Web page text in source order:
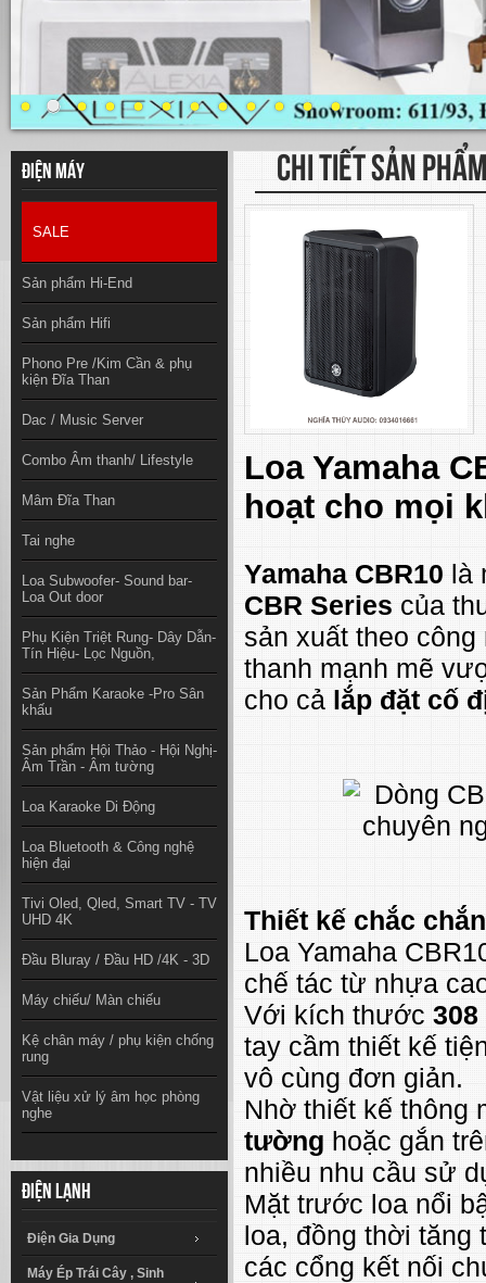
Điện máy
SALE
Sản phẩm Hi-End
Sản phẩm Hifi
Phono Pre /Kim Cần & phụ
kiện Đĩa Than
Dac / Music Server
Combo Âm thanh/ Lifestyle
Mâm Đĩa Than
Tai nghe
Loa Subwoofer- Sound bar-
Loa Out door
Phụ Kiện Triệt Rung- Dây Dẫn-
Tín Hiệu- Lọc Nguồn,
Sản Phẩm Karaoke -Pro Sân
khấu
Sản phẩm Hội Thảo - Hội Nghị-
Âm Trần - Âm tường
Loa Karaoke Di Động
Loa Bluetooth & Công nghệ
hiện đại
Tivi Oled, Qled, Smart TV - TV
UHD 4K
Đầu Bluray / Đầu HD /4K - 3D
Máy chiếu/ Màn chiếu
Kệ chân máy / phụ kiện chống
rung
Vật liệu xử lý âm học phòng
nghe
Điện lạnh
Điện Gia Dụng
Máy Ép Trái Cây , Sinh
CHI TIẾT SẢN PHẨM
Loa Yamaha
hoạt cho mọi
Yamaha CBR10 là
CBR Series của
sản xuất theo
thanh mạnh mẽ
cho cả lắp đặt cố
Thiết kế chắc
Loa Yamaha
chế tác từ nhựa
Với kích thước 308
tay cầm thiết kế
vô cùng đơn giản.
Nhờ thiết kế thông
tường hoặc gắn
nhiều nhu cầu sử
Mặt trước loa nổi
loa, đồng thời tăng
các cổng kết nối